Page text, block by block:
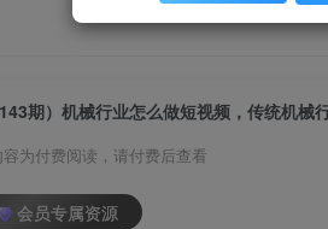
期）机械行业怎么做短视频，传统机
容为付费阅读，请付费后查看
会员专属资源